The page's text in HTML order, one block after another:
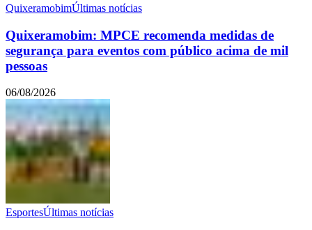
QuixeramobimÚltimas notícias
Quixeramobim: MPCE recomenda medidas de
segurança para eventos com público acima de mil
pessoas
06/08/2026
EsportesÚltimas notícias